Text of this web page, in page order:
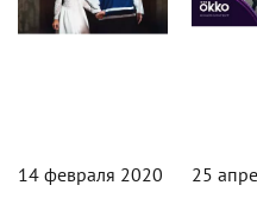
14 февраля 2020 25